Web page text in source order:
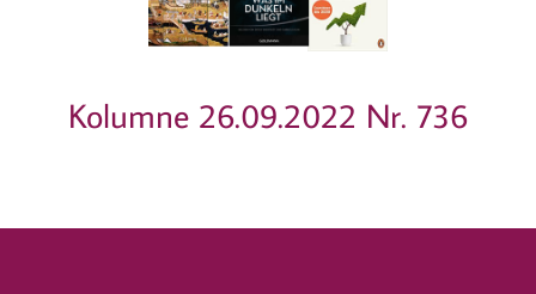
Kolumne 26.09.2022 Nr. 736